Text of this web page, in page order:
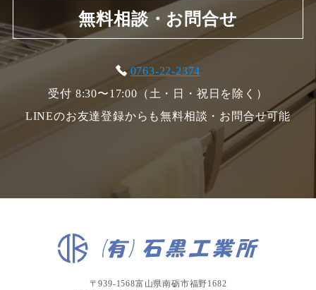
無料相談・お問合せ
0763-22-2374
受付 8:30〜17:00（土・日・祝日を除く）
LINEのお友達登録からも無料相談・お問合せ可能
〒939-1568富山県南砺市福野1682